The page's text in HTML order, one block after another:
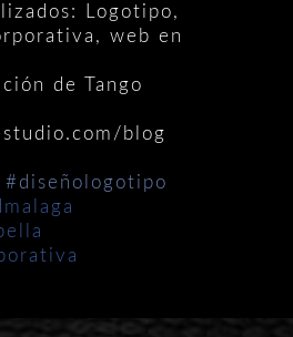
Logotipo,
web en
de Tango
blog
‪#‎diseñologotipo